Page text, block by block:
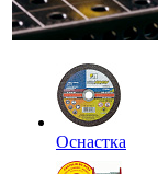
Оснастка